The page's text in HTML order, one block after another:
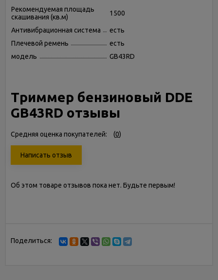
Рекомендуемая площадь
скашивания (кв.м)
1500
Антивибрационная система
есть
Плечевой ремень
есть
модель
GB43RD
Триммер бензиновый DDE
GB43RD отзывы
Средняя оценка покупателей: (0)
Написать отзыв
Об этом товаре отзывов пока нет. Будьте первым!
Поделиться: